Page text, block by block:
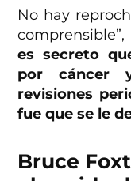
No hay
es secreto
por cáncer
revisiones
fue que se le
Bruce